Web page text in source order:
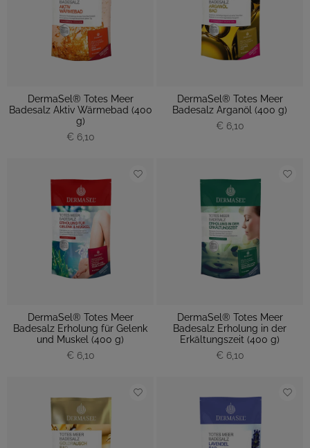
DermaSel® Totes Meer
Badesalz Aktiv Wärmebad (400
g)
€ 6,10
DermaSel® Totes Meer
Badesalz Arganöl (400 g)
€ 6,10
DermaSel® Totes Meer
Badesalz Erholung für Gelenk
und Muskel (400 g)
€ 6,10
DermaSel® Totes Meer
Badesalz Erholung in der
Erkältungszeit (400 g)
€ 6,10